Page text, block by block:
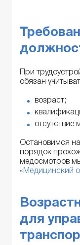
При
обязан
возраст;
отсутствие
Остановимся
порядок
медосмотров
« Медицинский
для